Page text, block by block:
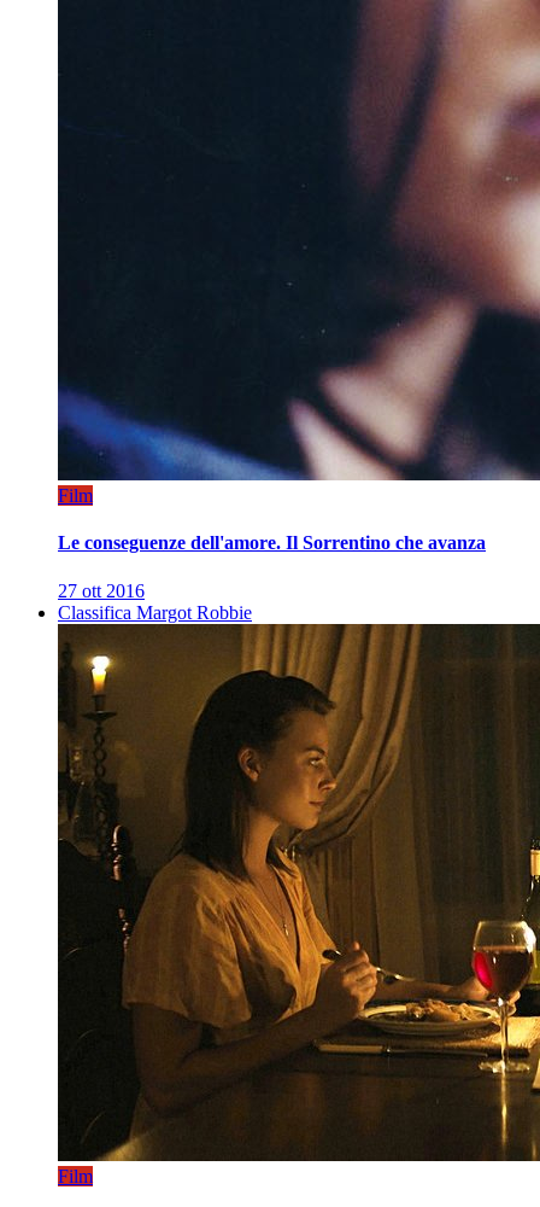
Film
Le conseguenze dell'amore. Il Sorrentino che avanza
27 ott 2016
Classifica Margot Robbie
Film